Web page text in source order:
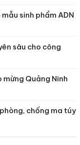
sinh phẩm ADN
sâu cho công
Quảng Ninh
chống ma túy